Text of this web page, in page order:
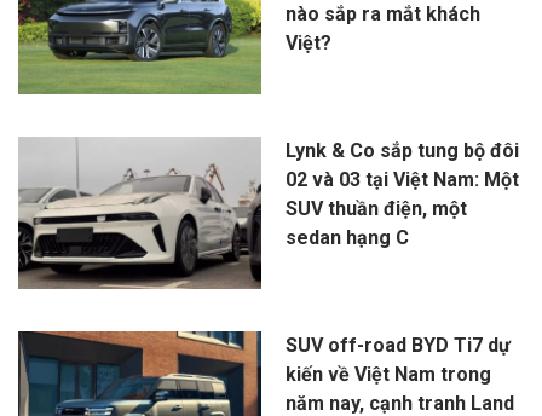
nào sắp ra mắt khách
Việt?
Lynk & Co sắp tung bộ đôi
02 và 03 tại Việt Nam: Một
SUV thuần điện, một
sedan hạng C
SUV off-road BYD Ti7 dự
kiến về Việt Nam trong
năm nay, cạnh tranh Land